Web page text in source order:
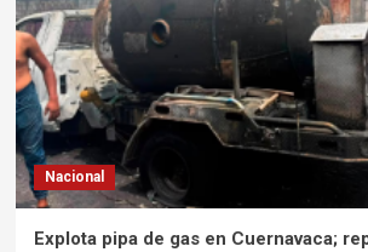
Nacional
Explota pipa de gas en Cuernavaca;